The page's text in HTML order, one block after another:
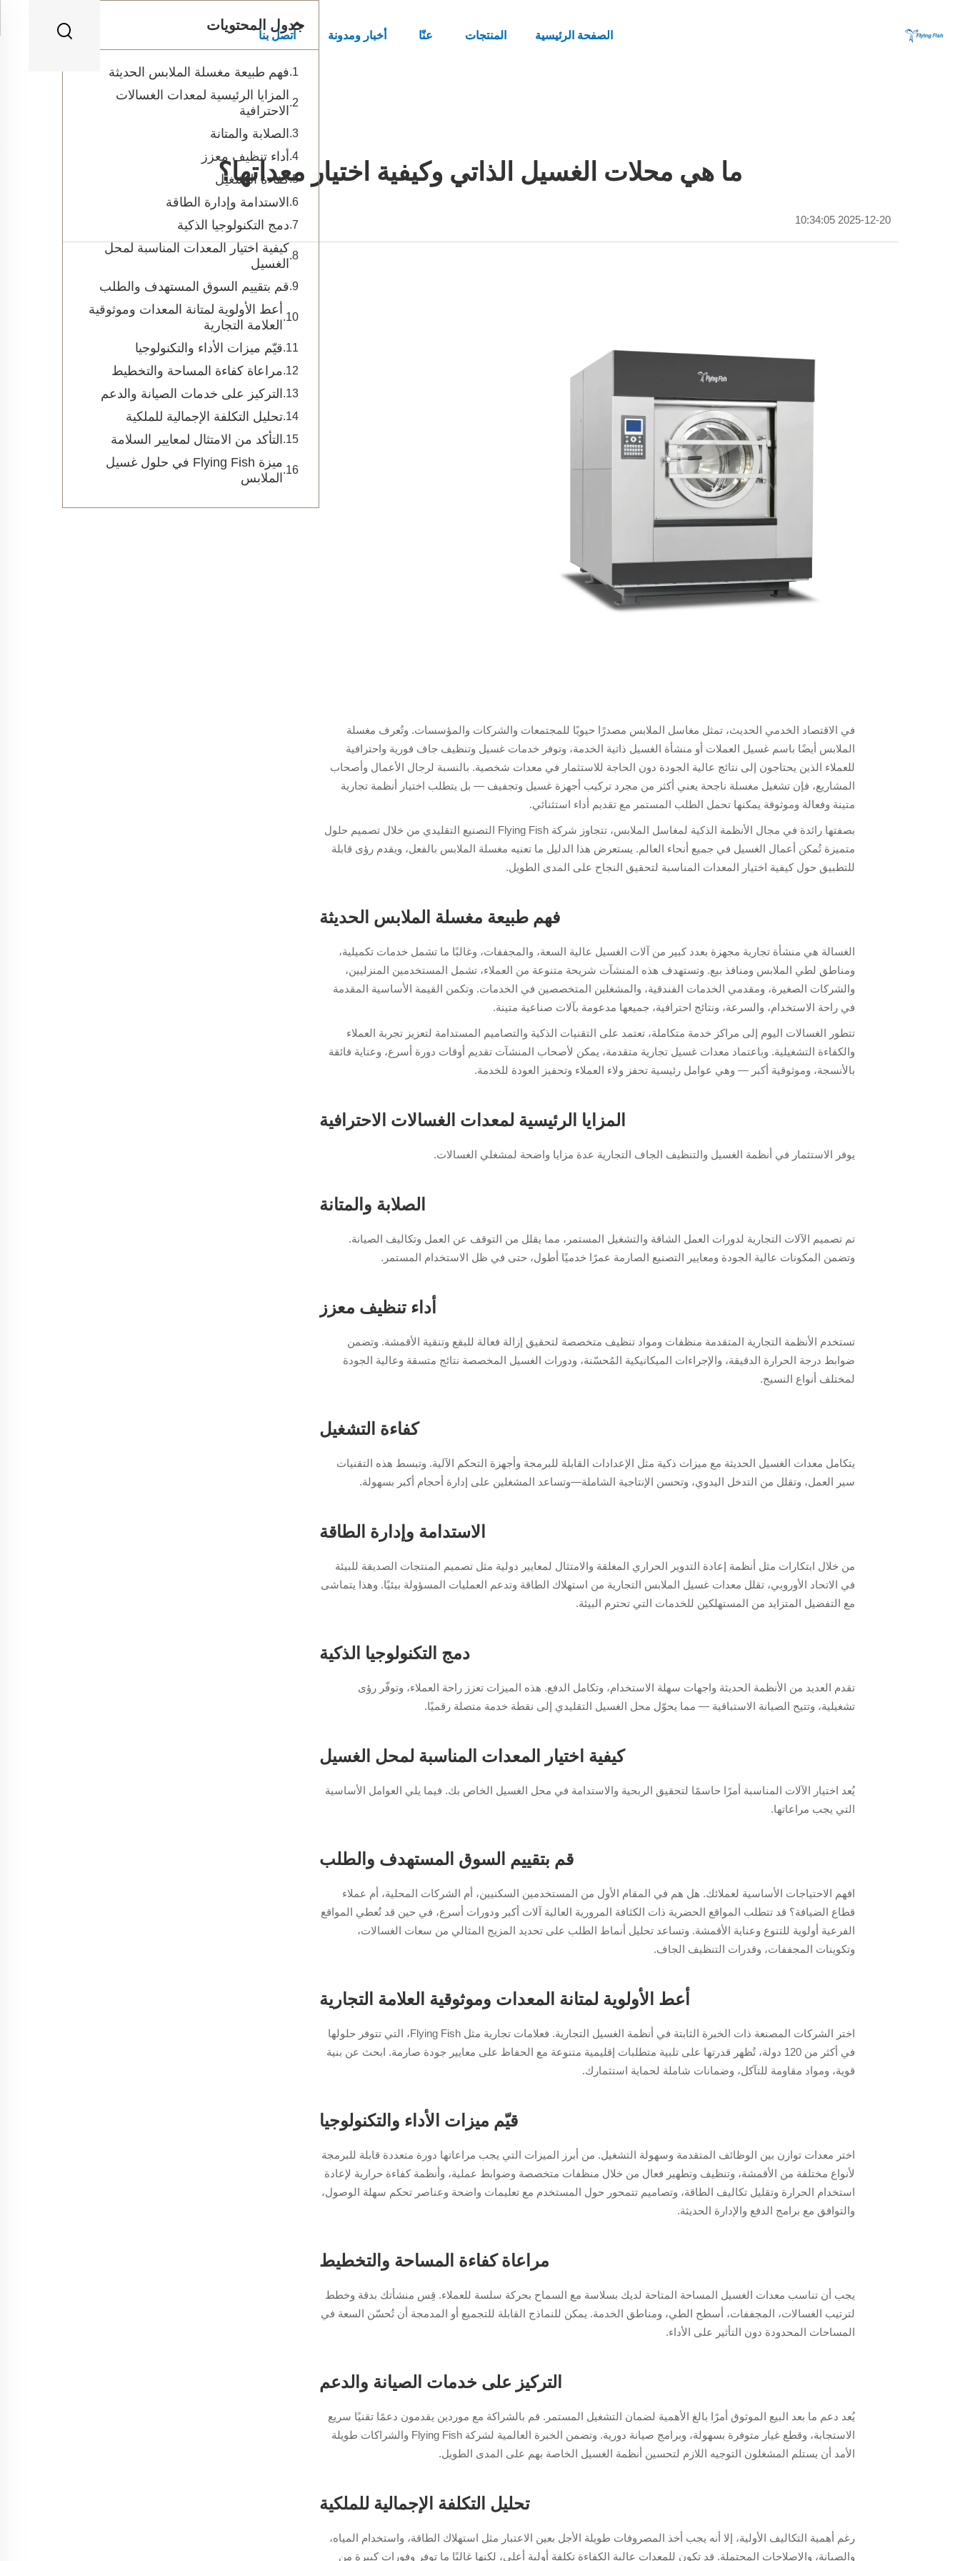
الصفحة الرئيسية المنتجات عنّا أخبار ومدونة اتصل بنا
ما هي محلات الغسيل الذاتي وكيفية اختيار معداتها؟
2025-12-20 10:34:05
في الاقتصاد الخدمي الحديث، تمثل مغاسل الملابس مصدرًا حيويًا للمجتمعات والشركات والمؤسسات. وتُعرف مغسلة
الملابس أيضًا باسم غسيل العملات أو منشأة الغسيل ذاتية الخدمة، وتوفر خدمات غسيل وتنظيف جاف فورية واحترافية
للعملاء الذين يحتاجون إلى نتائج عالية الجودة دون الحاجة للاستثمار في معدات شخصية. بالنسبة لرجال الأعمال وأصحاب
المشاريع، فإن تشغيل مغسلة ناجحة يعني أكثر من مجرد تركيب أجهزة غسيل وتجفيف — بل يتطلب اختيار أنظمة تجارية
متينة وفعالة وموثوقة يمكنها تحمل الطلب المستمر مع تقديم أداء استثنائي.
بصفتها رائدة في مجال الأنظمة الذكية لمغاسل الملابس، تتجاوز شركة Flying Fish التصنيع التقليدي من خلال تصميم حلول
متميزة تُمكن أعمال الغسيل في جميع أنحاء العالم. يستعرض هذا الدليل ما تعنيه مغسلة الملابس بالفعل، ويقدم رؤى قابلة
للتطبيق حول كيفية اختيار المعدات المناسبة لتحقيق النجاح على المدى الطويل.
فهم طبيعة مغسلة الملابس الحديثة
الغسالة هي منشأة تجارية مجهزة بعدد كبير من آلات الغسيل عالية السعة، والمجففات، وغالبًا ما تشمل خدمات تكميلية،
ومناطق لطي الملابس ومنافذ بيع. وتستهدف هذه المنشآت شريحة متنوعة من العملاء، تشمل المستخدمين المنزليين،
والشركات الصغيرة، ومقدمي الخدمات الفندقية، والمشغلين المتخصصين في الخدمات. وتكمن القيمة الأساسية المقدمة
في راحة الاستخدام، والسرعة، ونتائج احترافية، جميعها مدعومة بآلات صناعية متينة.
تتطور الغسالات اليوم إلى مراكز خدمة متكاملة، تعتمد على التقنيات الذكية والتصاميم المستدامة لتعزيز تجربة العملاء
والكفاءة التشغيلية. وباعتماد معدات غسيل تجارية متقدمة، يمكن لأصحاب المنشآت تقديم أوقات دورة أسرع، وعناية فائقة
بالأنسجة، وموثوقية أكبر — وهي عوامل رئيسية تحفز ولاء العملاء وتحفيز العودة للخدمة.
المزايا الرئيسية لمعدات الغسالات الاحترافية
يوفر الاستثمار في أنظمة الغسيل والتنظيف الجاف التجارية عدة مزايا واضحة لمشغلي الغسالات.
الصلابة والمتانة
تم تصميم الآلات التجارية لدورات العمل الشاقة والتشغيل المستمر، مما يقلل من التوقف عن العمل وتكاليف الصيانة.
وتضمن المكونات عالية الجودة ومعايير التصنيع الصارمة عمرًا خدميًا أطول، حتى في ظل الاستخدام المستمر.
أداء تنظيف معزز
تستخدم الأنظمة التجارية المتقدمة منظفات ومواد تنظيف متخصصة لتحقيق إزالة فعالة للبقع وتنقية الأقمشة. وتضمن
ضوابط درجة الحرارة الدقيقة، والإجراءات الميكانيكية المُحسّنة، ودورات الغسيل المخصصة نتائج متسقة وعالية الجودة
لمختلف أنواع النسيج.
كفاءة التشغيل
يتكامل معدات الغسيل الحديثة مع ميزات ذكية مثل الإعدادات القابلة للبرمجة وأجهزة التحكم الآلية. وتبسط هذه التقنيات
سير العمل، وتقلل من التدخل اليدوي، وتحسن الإنتاجية الشاملة—وتساعد المشغلين على إدارة أحجام أكبر بسهولة.
الاستدامة وإدارة الطاقة
من خلال ابتكارات مثل أنظمة إعادة التدوير الحراري المغلقة والامتثال لمعايير دولية مثل تصميم المنتجات الصديقة للبيئة
في الاتحاد الأوروبي، تقلل معدات غسيل الملابس التجارية من استهلاك الطاقة وتدعم العمليات المسؤولة بيئيًا. وهذا يتماشى
مع التفضيل المتزايد من المستهلكين للخدمات التي تحترم البيئة.
دمج التكنولوجيا الذكية
تقدم العديد من الأنظمة الحديثة واجهات سهلة الاستخدام، وتكامل الدفع. هذه الميزات تعزز راحة العملاء، وتوفّر رؤى
تشغيلية، وتتيح الصيانة الاستباقية — مما يحوّل محل الغسيل التقليدي إلى نقطة خدمة متصلة رقميًا.
كيفية اختيار المعدات المناسبة لمحل الغسيل
يُعد اختيار الآلات المناسبة أمرًا حاسمًا لتحقيق الربحية والاستدامة في محل الغسيل الخاص بك. فيما يلي العوامل الأساسية
التي يجب مراعاتها.
قم بتقييم السوق المستهدف والطلب
افهم الاحتياجات الأساسية لعملائك. هل هم في المقام الأول من المستخدمين السكنيين، أم الشركات المحلية، أم عملاء
قطاع الضيافة؟ قد تتطلب المواقع الحضرية ذات الكثافة المرورية العالية آلات أكبر ودورات أسرع، في حين قد تُعطي المواقع
الفرعية أولوية للتنوع وعناية الأقمشة. وتساعد تحليل أنماط الطلب على تحديد المزيج المثالي من سعات الغسالات،
وتكوينات المجففات، وقدرات التنظيف الجاف.
أعط الأولوية لمتانة المعدات وموثوقية العلامة التجارية
اختر الشركات المصنعة ذات الخبرة الثابتة في أنظمة الغسيل التجارية. فعلامات تجارية مثل Flying Fish، التي تتوفر حلولها
في أكثر من 120 دولة، تُظهر قدرتها على تلبية متطلبات إقليمية متنوعة مع الحفاظ على معايير جودة صارمة. ابحث عن بنية
قوية، ومواد مقاومة للتآكل، وضمانات شاملة لحماية استثمارك.
قيّم ميزات الأداء والتكنولوجيا
اختر معدات توازن بين الوظائف المتقدمة وسهولة التشغيل. من أبرز الميزات التي يجب مراعاتها دورة متعددة قابلة للبرمجة
لأنواع مختلفة من الأقمشة، وتنظيف وتطهير فعال من خلال منظفات متخصصة وضوابط عملية، وأنظمة كفاءة حرارية لإعادة
استخدام الحرارة وتقليل تكاليف الطاقة، وتصاميم تتمحور حول المستخدم مع تعليمات واضحة وعناصر تحكم سهلة الوصول،
والتوافق مع برامج الدفع والإدارة الحديثة.
مراعاة كفاءة المساحة والتخطيط
يجب أن تناسب معدات الغسيل المساحة المتاحة لديك بسلاسة مع السماح بحركة سلسة للعملاء. قِس منشأتك بدقة وخطط
لترتيب الغسالات، المجففات، أسطح الطي، ومناطق الخدمة. يمكن للنماذج القابلة للتجميع أو المدمجة أن تُحسّن السعة في
المساحات المحدودة دون التأثير على الأداء.
التركيز على خدمات الصيانة والدعم
يُعد دعم ما بعد البيع الموثوق أمرًا بالغ الأهمية لضمان التشغيل المستمر. قم بالشراكة مع موردين يقدمون دعمًا تقنيًا سريع
الاستجابة، وقطع غيار متوفرة بسهولة، وبرامج صيانة دورية. وتضمن الخبرة العالمية لشركة Flying Fish والشراكات طويلة
الأمد أن يستلم المشغلون التوجيه اللازم لتحسين أنظمة الغسيل الخاصة بهم على المدى الطويل.
تحليل التكلفة الإجمالية للملكية
رغم أهمية التكاليف الأولية، إلا أنه يجب أخذ المصروفات طويلة الأجل بعين الاعتبار مثل استهلاك الطاقة، واستخدام المياه،
والصيانة، والإصلاحات المحتملة. قد تكون للمعدات عالية الكفاءة تكلفة أولية أعلى، لكنها غالبًا ما توفر وفورات كبيرة من
جدول المحتويات
فهم طبيعة مغسلة الملابس الحديثة
المزايا الرئيسية لمعدات الغسالات
الاحترافية
الصلابة والمتانة
أداء تنظيف معزز
كفاءة التشغيل
الاستدامة وإدارة الطاقة
دمج التكنولوجيا الذكية
كيفية اختيار المعدات المناسبة لمحل
الغسيل
قم بتقييم السوق المستهدف والطلب
أعط الأولوية لمتانة المعدات وموثوقية
العلامة التجارية
قيّم ميزات الأداء والتكنولوجيا
مراعاة كفاءة المساحة والتخطيط
التركيز على خدمات الصيانة والدعم
تحليل التكلفة الإجمالية للملكية
التأكد من الامتثال لمعايير السلامة
ميزة Flying Fish في حلول غسيل
الملابس